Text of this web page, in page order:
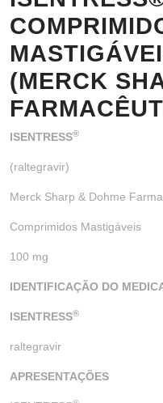
(MERCK
ISENTRESS®
(raltegravir)
Merck Sharp & Dohme
Comprimidos Mastigáveis
100 mg
IDENTIFICAÇÃO DO
ISENTRESS®
raltegravir
APRESENTAÇÕES